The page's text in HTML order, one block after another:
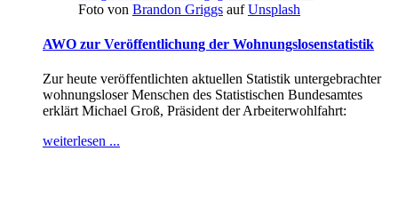
Foto von Brandon Griggs aufUnsplash
AWO zur Veröffentlichung der Wohnungslosenstatistik
Zur heute veröffentlichten aktuellen Statistik untergebrachter
wohnungsloser Menschen des Statistischen Bundesamtes
erklärt Michael Groß, Präsident der Arbeiterwohlfahrt:
weiterlesen ...